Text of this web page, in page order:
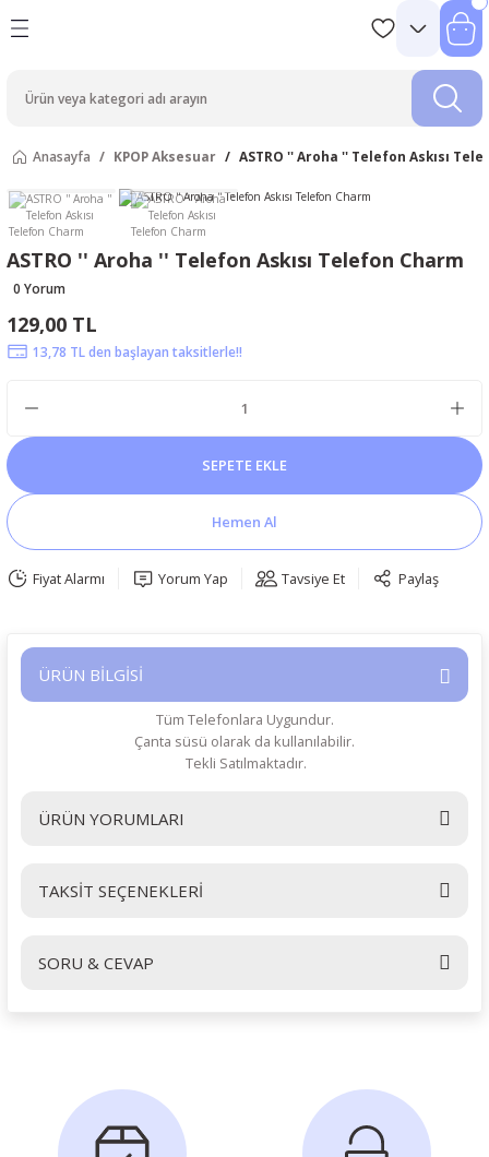
Anasayfa KPOP Aksesuar ASTRO '' Aroha '' Telefon Askısı
ASTRO '' Aroha '' Telefon Askısı Telefon Charm
0 Yorum
129,00 TL
13,78 TL den başlayan taksitlerle!!
SEPETE EKLE
Hemen Al
Fiyat Alarmı Yorum Yap Tavsiye Et Paylaş
ÜRÜN BİLGİSİ
Tüm Telefonlara Uygundur.
Çanta süsü olarak da kullanılabilir.
Tekli Satılmaktadır.
ÜRÜN YORUMLARI
Bu ürüne ilk yorumu siz yapın!
TAKSİT SEÇENEKLERİ
SORU & CEVAP